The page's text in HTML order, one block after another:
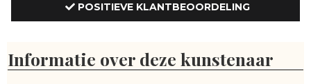
POSITIEVE KLANTBEOORDELING
Informatie over deze kunstenaar